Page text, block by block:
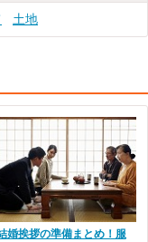
土地
婚挨拶の準備まとめ！服